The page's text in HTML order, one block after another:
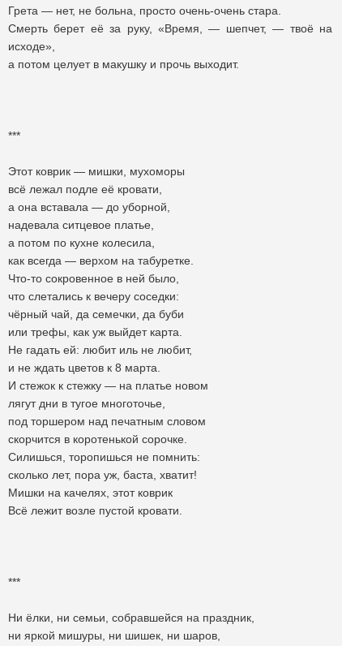
Грета — нет, не больна, просто очень-очень стара.
Смерть берет её за руку, «Время, — шепчет, — твоё на
исходе»,
а потом целует в макушку и прочь выходит.
***
Этот коврик — мишки, мухоморы
всё лежал подле её кровати,
а она вставала — до уборной,
надевала ситцевое платье,
а потом по кухне колесила,
как всегда — верхом на табуретке.
Что-то сокровенное в ней было,
что слетались к вечеру соседки:
чёрный чай, да семечки, да буби
или трефы, как уж выйдет карта.
Не гадать ей: любит иль не любит,
и не ждать цветов к 8 марта.
И стежок к стежку — на платье новом
лягут дни в тугое многоточье,
под торшером над печатным словом
скорчится в коротенькой сорочке.
Силишься, торопишься не помнить:
сколько лет, пора уж, баста, хватит!
Мишки на качелях, этот коврик
Всё лежит возле пустой кровати.
***
Ни ëлки, ни семьи, собравшейся на праздник,
ни яркой мишуры, ни шишек, ни шаров,